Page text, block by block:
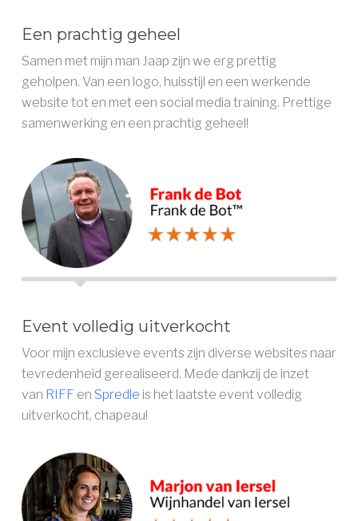
Een prachtig geheel
Samen met mijn man Jaap zijn we erg prettig
geholpen. Van een logo, huisstijl en een werkende
website tot en met een social media training. Prettige
samenwerking en een prachtig geheel!
Event volledig uitverkocht
Voor mijn exclusieve events zijn diverse websites naar
tevredenheid gerealiseerd. Mede dankzij de inzet
van RIFF en Spredle is het laatste event volledig
uitverkocht, chapeau!